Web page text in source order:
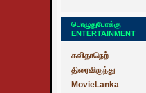
பொழுதுபோக்கு
ENTERTAINMENT
கவிதாநெற்
திரைவிருந்து
MovieLanka